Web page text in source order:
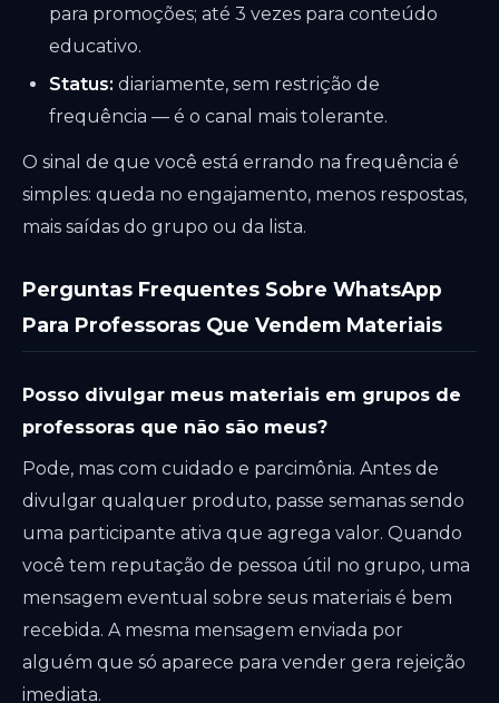
para promoções; até 3 vezes para conteúdo
educativo.
Status: diariamente, sem restrição de
frequência — é o canal mais tolerante.
O sinal de que você está errando na frequência é
simples: queda no engajamento, menos respostas,
mais saídas do grupo ou da lista.
Perguntas Frequentes Sobre WhatsApp
Para Professoras Que Vendem Materiais
Posso divulgar meus materiais em grupos de
professoras que não são meus?
Pode, mas com cuidado e parcimônia. Antes de
divulgar qualquer produto, passe semanas sendo
uma participante ativa que agrega valor. Quando
você tem reputação de pessoa útil no grupo, uma
mensagem eventual sobre seus materiais é bem
recebida. A mesma mensagem enviada por
alguém que só aparece para vender gera rejeição
imediata.